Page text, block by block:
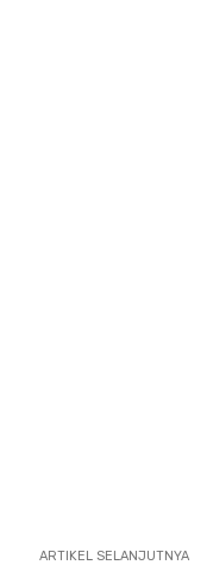
ARTIKEL SELANJUTNYA